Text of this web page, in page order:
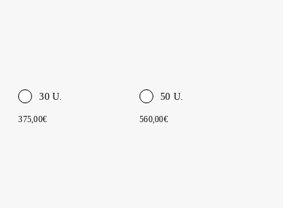
30 U.
375,00€
50 U.
560,00€